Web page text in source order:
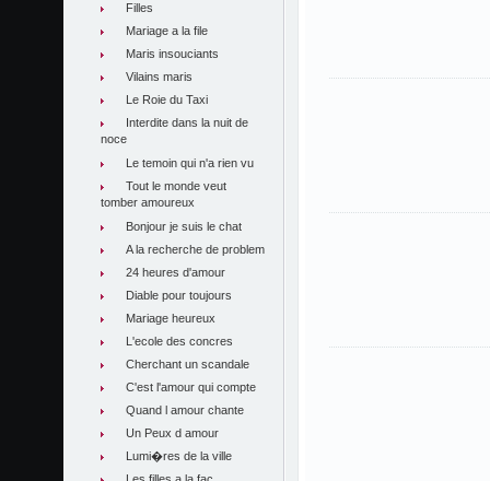
Filles
Mariage a la file
Maris insouciants
Vilains maris
Le Roie du Taxi
Interdite dans la nuit de
noce
Le temoin qui n'a rien vu
Tout le monde veut
tomber amoureux
Bonjour je suis le chat
A la recherche de problem
24 heures d'amour
Diable pour toujours
Mariage heureux
L'ecole des concres
Cherchant un scandale
C'est l'amour qui compte
Quand l amour chante
Un Peux d amour
Lumi�res de la ville